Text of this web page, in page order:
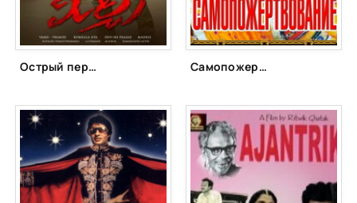
Острый перец (2013) Самопожертвование (1994)